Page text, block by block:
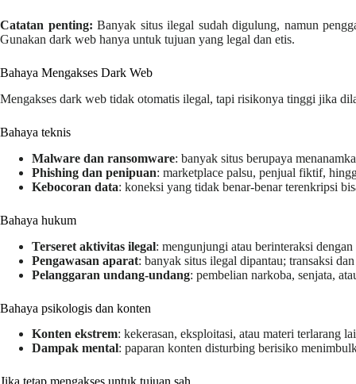
Catatan penting: Banyak situs ilegal sudah digulung, namun
Gunakan dark web hanya untuk tujuan yang legal dan etis.
Bahaya Mengakses Dark Web
Mengakses dark web tidak otomatis ilegal, tapi risikonya tinggi jika
Bahaya teknis
Malware dan ransomware: banyak situs berupaya
Phishing dan penipuan: marketplace palsu, penjual fiktif,
Kebocoran data: koneksi yang tidak benar-benar terenkripsi
Bahaya hukum
Terseret aktivitas ilegal: mengunjungi atau berinteraksi
Pengawasan aparat: banyak situs ilegal dipantau; transaksi
Pelanggaran undang-undang: pembelian narkoba, senjata,
Bahaya psikologis dan konten
Konten ekstrem: kekerasan, eksploitasi, atau materi terlarang
Dampak mental: paparan konten disturbing berisiko